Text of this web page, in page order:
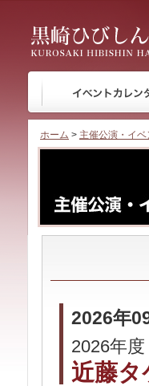
黒崎ひびし
ホーム > 主催公演・イベ
2026年
2026年
近藤